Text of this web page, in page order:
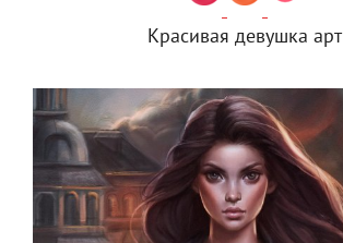
Красивая девушка арт